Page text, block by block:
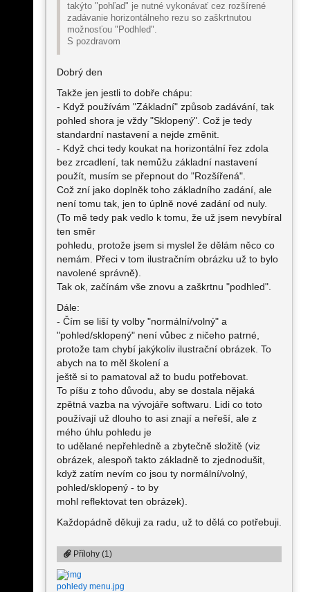
takýto "pohľad" je nutné vykonávať cez rozšírené
zadávanie horizontálneho rezu so zaškrtnutou
možnosťou "Podhled".
S pozdravom
Dobrý den
Takže jen jestli to dobře chápu:
- Když používám "Základní" způsob zadávání, tak
pohled shora je vždy "Sklopený". Což je tedy
standardní nastavení a nejde změnit.
- Když chci tedy koukat na horizontální řez zdola
bez zrcadlení, tak nemůžu základní nastavení
použít, musím se přepnout do "Rozšířená".
Což zní jako doplněk toho základního zadání, ale
není tomu tak, jen to úplně nové zadání od nuly.
(To mě tedy pak vedlo k tomu, že už jsem nevybíral
ten směr
pohledu, protože jsem si myslel že dělám něco co
nemám. Přeci v tom ilustračním obrázku už to bylo
navolené správně).
Tak ok, začínám vše znovu a zaškrtnu "podhled".
Dále:
- Čím se liší ty volby "normální/volný" a
"pohled/sklopený" není vůbec z ničeho patrné,
protože tam chybí jakýkoliv ilustrační obrázek. To
abych na to měl školení a
ještě si to pamatoval až to budu potřebovat.
To píšu z toho důvodu, aby se dostala nějaká
zpětná vazba na vývojáře softwaru. Lidi co toto
používají už dlouho to asi znají a neřeší, ale z
mého úhlu pohledu je
to udělané nepřehledně a zbytečně složitě (viz
obrázek, alespoň takto základně to zjednodušit,
když zatím nevím co jsou ty normální/volný,
pohled/sklopený - to by
mohl reflektovat ten obrázek).
Každopádně děkuji za radu, už to dělá co potřebuji.
Přílohy (1)
pohledy menu.jpg